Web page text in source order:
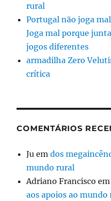
rural
Portugal não joga
Joga mal porque
jogos diferentes
armadilha Zero
crítica
COMENTÁRIOS
Ju emdos
mundo rural
Adriano Francisco
aos apoios ao mundo